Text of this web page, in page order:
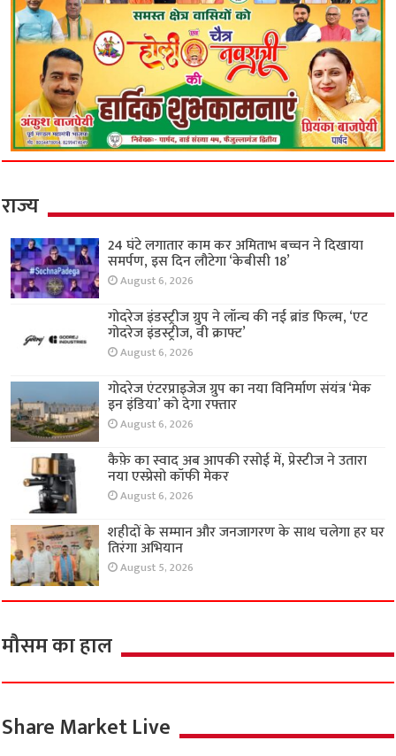
राज्य
24 घंटे लगातार काम कर अमिताभ बच्चन ने दिखाया
समर्पण, इस दिन लौटेगा ‘केबीसी 18’
August 6, 2026
गोदरेज इंडस्ट्रीज ग्रुप ने लॉन्च की नई ब्रांड फिल्म, ‘एट
गोदरेज इंडस्ट्रीज, वी क्राफ्ट’
August 6, 2026
गोदरेज एंटरप्राइजेज ग्रुप का नया विनिर्माण संयंत्र ‘मेक
इन इंडिया’ को देगा रफ्तार
August 6, 2026
कैफ़े का स्वाद अब आपकी रसोई में, प्रेस्टीज ने उतारा
नया एस्प्रेसो कॉफी मेकर
August 6, 2026
शहीदों के सम्मान और जनजागरण के साथ चलेगा हर घर
तिरंगा अभियान
August 5, 2026
मौसम का हाल
Share Market Live